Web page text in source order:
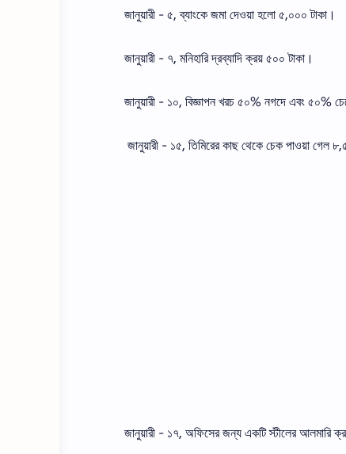
জানুয়ারী - ৫, ব্যাংকে জমা দেওয়া হলো ৫,০০০ টাকা।
জানুয়ারী - ৭, মনিহারি দ্রব্যাদি ক্রয় ৫০০ টাকা।
জানুয়ারী - ১০, বিজ্ঞাপন খরচ ৫০% নগদে এবং ৫০%
জানুয়ারী - ১৫, তিমিরের কাছ থেকে চেক পাওয়া গেল
জানুয়ারী - ১৭, অফিসের জন্য একটি স্টীলের আলমারি